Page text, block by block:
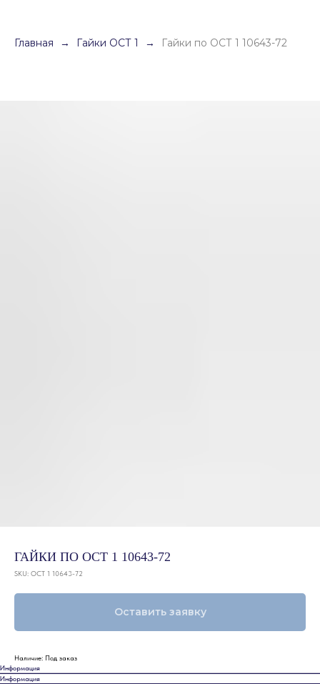
Главная Гайки ОСТ 1 Гайки по ОСТ 1 10643-72
ГАЙКИ ПО ОСТ 1 10643-72
SKU: ОСТ 1 10643-72
Оставить заявку
Наличие: Под заказ
Информация
Информация